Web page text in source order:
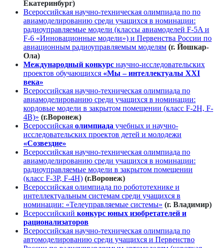
Екатеринбург)
Всероссийская научно-техническая олимпиада по по
авиамоделированию среди учащихся в номинации:
радиоуправляемые модели (классы авиамоделей F-5A и
F-6 «Инновационные модели») и Первенства России по
авиационным радиоуправляемым моделям (г. Йошкар-
Ола)
Международный конкурс научно-исследовательских
проектов обучающихся «Мы – интеллектуалы XXI
века»
Всероссийская научно-техническая олимпиада по
авиамоделированию среди учащихся в номинации:
кордовые модели в закрытом помещении (класс F-2H, F-
4B)» (г.Воронеж)
Всероссийская олимпиада учебных и научно-
исследовательских проектов детей и молодежи
«Созвездие»
Всероссийская научно-техническая олимпиада по
авиамоделированию среди учащихся в номинации:
радиоуправляемые модели в закрытом помещении
(класс F-3Р, F-4H) (г.Воронеж)
Всероссийская олимпиада по робототехнике и
интеллектуальным системам среди учащихся в
номинации: «Телеуправляемые системы» (г. Владимир)
Всероссийский конкурс юных изобретателей и
рационализаторов
Всероссийская научно-техническая олимпиада по
автомоделированию среди учащихся и Первенство